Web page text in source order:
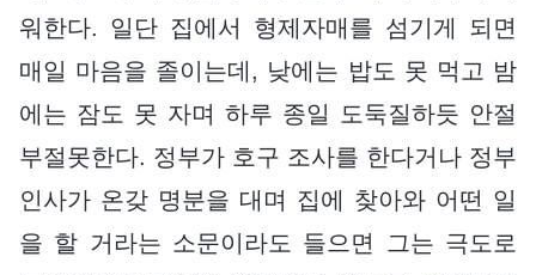
워한다. 일단 집에서 형제자매를 섬기게 되면
매일 마음을 졸이는데, 낮에는 밥도 못 먹고 밤
에는 잠도 못 자며 하루 종일 도둑질하듯 안절
부절못한다. 정부가 호구 조사를 한다거나 정부
인사가 온갖 명분을 대며 집에 찾아와 어떤 일
을 할 거라는 소문이라도 들으면 그는 극도로